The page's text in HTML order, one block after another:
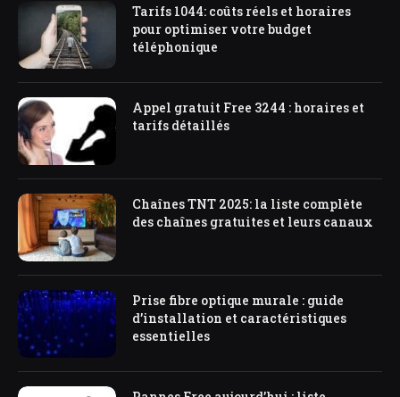
Tarifs 1044: coûts réels et horaires
pour optimiser votre budget
téléphonique
Appel gratuit Free 3244 : horaires et
tarifs détaillés
Chaînes TNT 2025: la liste complète
des chaînes gratuites et leurs canaux
Prise fibre optique murale : guide
d’installation et caractéristiques
essentielles